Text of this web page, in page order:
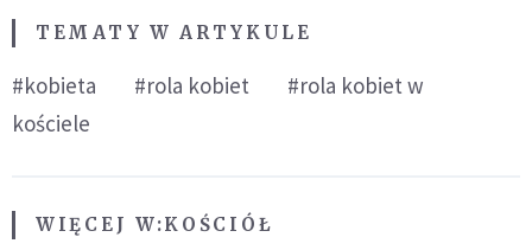
TEMATY W ARTYKULE
#kobieta #rola kobiet
#rola kobiet w
kościele
WIĘCEJ W:KOŚCIÓŁ